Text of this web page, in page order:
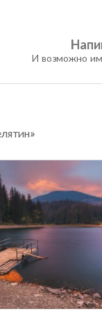
И возможно